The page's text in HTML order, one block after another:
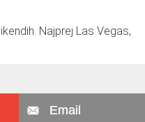
Najprej Las Vegas,
Email